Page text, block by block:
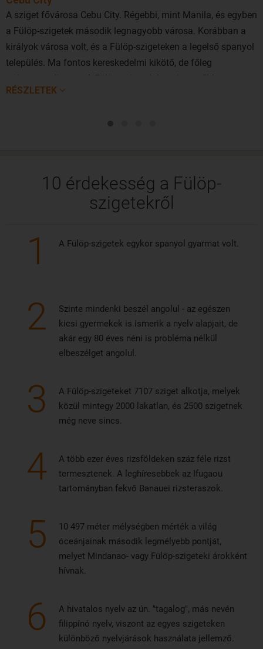
történelem rajongói is magtalálják a maguknak való
elfoglaltságot, mint amilyen a kínai taoista templom, erőd
felfedezése, megtekintése.
A Fülöp-szigetek Délkelet-Ázsia egyik leglátogatottabb úti
célja, nem csoda, hogy a magyar utazók körében is
járataival. Az átlagos repülési idő Cebu szigetére 17 óra.
A sziget fővárosa Cebu City. Régebbi, mint Manila, és egyben
a Fülöp-szigetek második legnagyobb városa. Korábban a
királyok városa volt, és a Fülöp-szigeteken a legelső spanyol
település. Ma fontos kereskedelmi kikötő, de főleg
turistaparadicsom. A Fülöp-szigetek legnépszerűbb
turisztikai központjának hírnevét szerezte meg, mivel
RÉSZLETEK
10 érdekesség a Fülöp-
szigetekről
1 A Fülöp-szigetek egykor spanyol gyarmat volt.
2
Szinte mindenki beszél angolul - az egészen
kicsi gyermekek is ismerik a nyelv alapjait, de
akár egy 80 éves néni is probléma nélkül
elbeszélget angolul.
3
A Fülöp-szigeteket 7107 sziget alkotja, melyek
közül mintegy 2000 lakatlan, és 2500 szigetnek
még neve sincs.
4
A több ezer éves rizsföldeken száz féle rizst
termesztenek. A leghíresebbek az Ifugaou
tartományban fekvő Banauei rizsteraszok.
5
10 497 méter mélységben mérték a világ
óceánjainak második legmélyebb pontját,
melyet Mindanao- vagy Fülöp-szigeteki árokként
hívnak.
6
A hivatalos nyelv az ún. "tagalog", más nevén
filippínó nyelv, viszont az egyes szigeteken
különböző nyelvjárások használata jellemző.